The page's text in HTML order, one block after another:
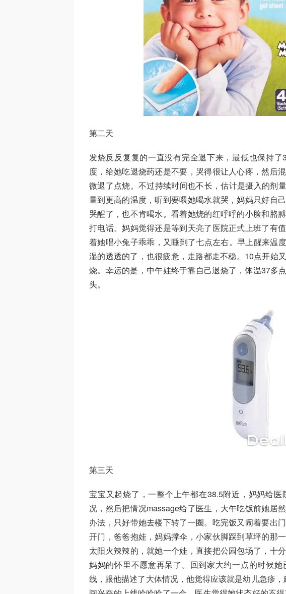
​​第二天
发烧反反复复的一直没有完全退下来，最低也保持
度，给她吃退烧药还是不要，哭得很让人心疼，然后
微退了点烧。不过持续时间也不长，估计是摄入的剂
量到更高的温度，听到要喂她喝水就哭，妈妈只好自
哭醒了，也不肯喝水。看着她烧的红呼呼的小脸和胳
打电话。妈妈觉得还是等到天亮了医院正式上班了有
着她唱小兔子乖乖，又睡到了七点左右。早上醒来温
湿的透透的了，也很疲惫，走路都走不稳。10点开始
烧。幸运的是，中午娃终于靠自己退烧了，体温37多
头。
​第三天
宝宝又起烧了，一整个上午都在38.5附近，妈妈给
况，然后把情况massage给了医生，大午吃饭前她居
办法，只好带她去楼下转了一圈。吃完饭又闹着要出
开门，爸爸抱娃，妈妈撑伞，小家伙脚踩到草坪的那
太阳火辣辣的，就她一个娃，直接把公园包场了，十
妈妈的怀里不愿意再呆了。回到家大约一点的时候
线，跟他描述了大体情况，他觉得应该就是幼儿急疹